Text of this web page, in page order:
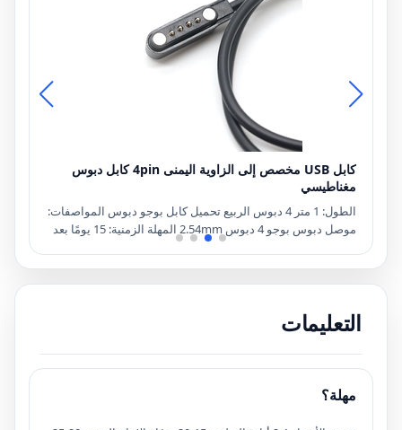
كابل USB مخصص إلى الزاوية اليمنى 4pin كابل دبوس
مغناطيسي
الطول: 1 متر 4 دبوس الربيع تحميل كابل بوجو دبوس المواصفات:
موصل دبوس بوجو 4 دبوس 2.54mm المهلة الزمنية: 15 يومًا بعد
الدفع: TT ، PAYPAL ، بطاقة الائتمان
التعليمات
مهلة؟